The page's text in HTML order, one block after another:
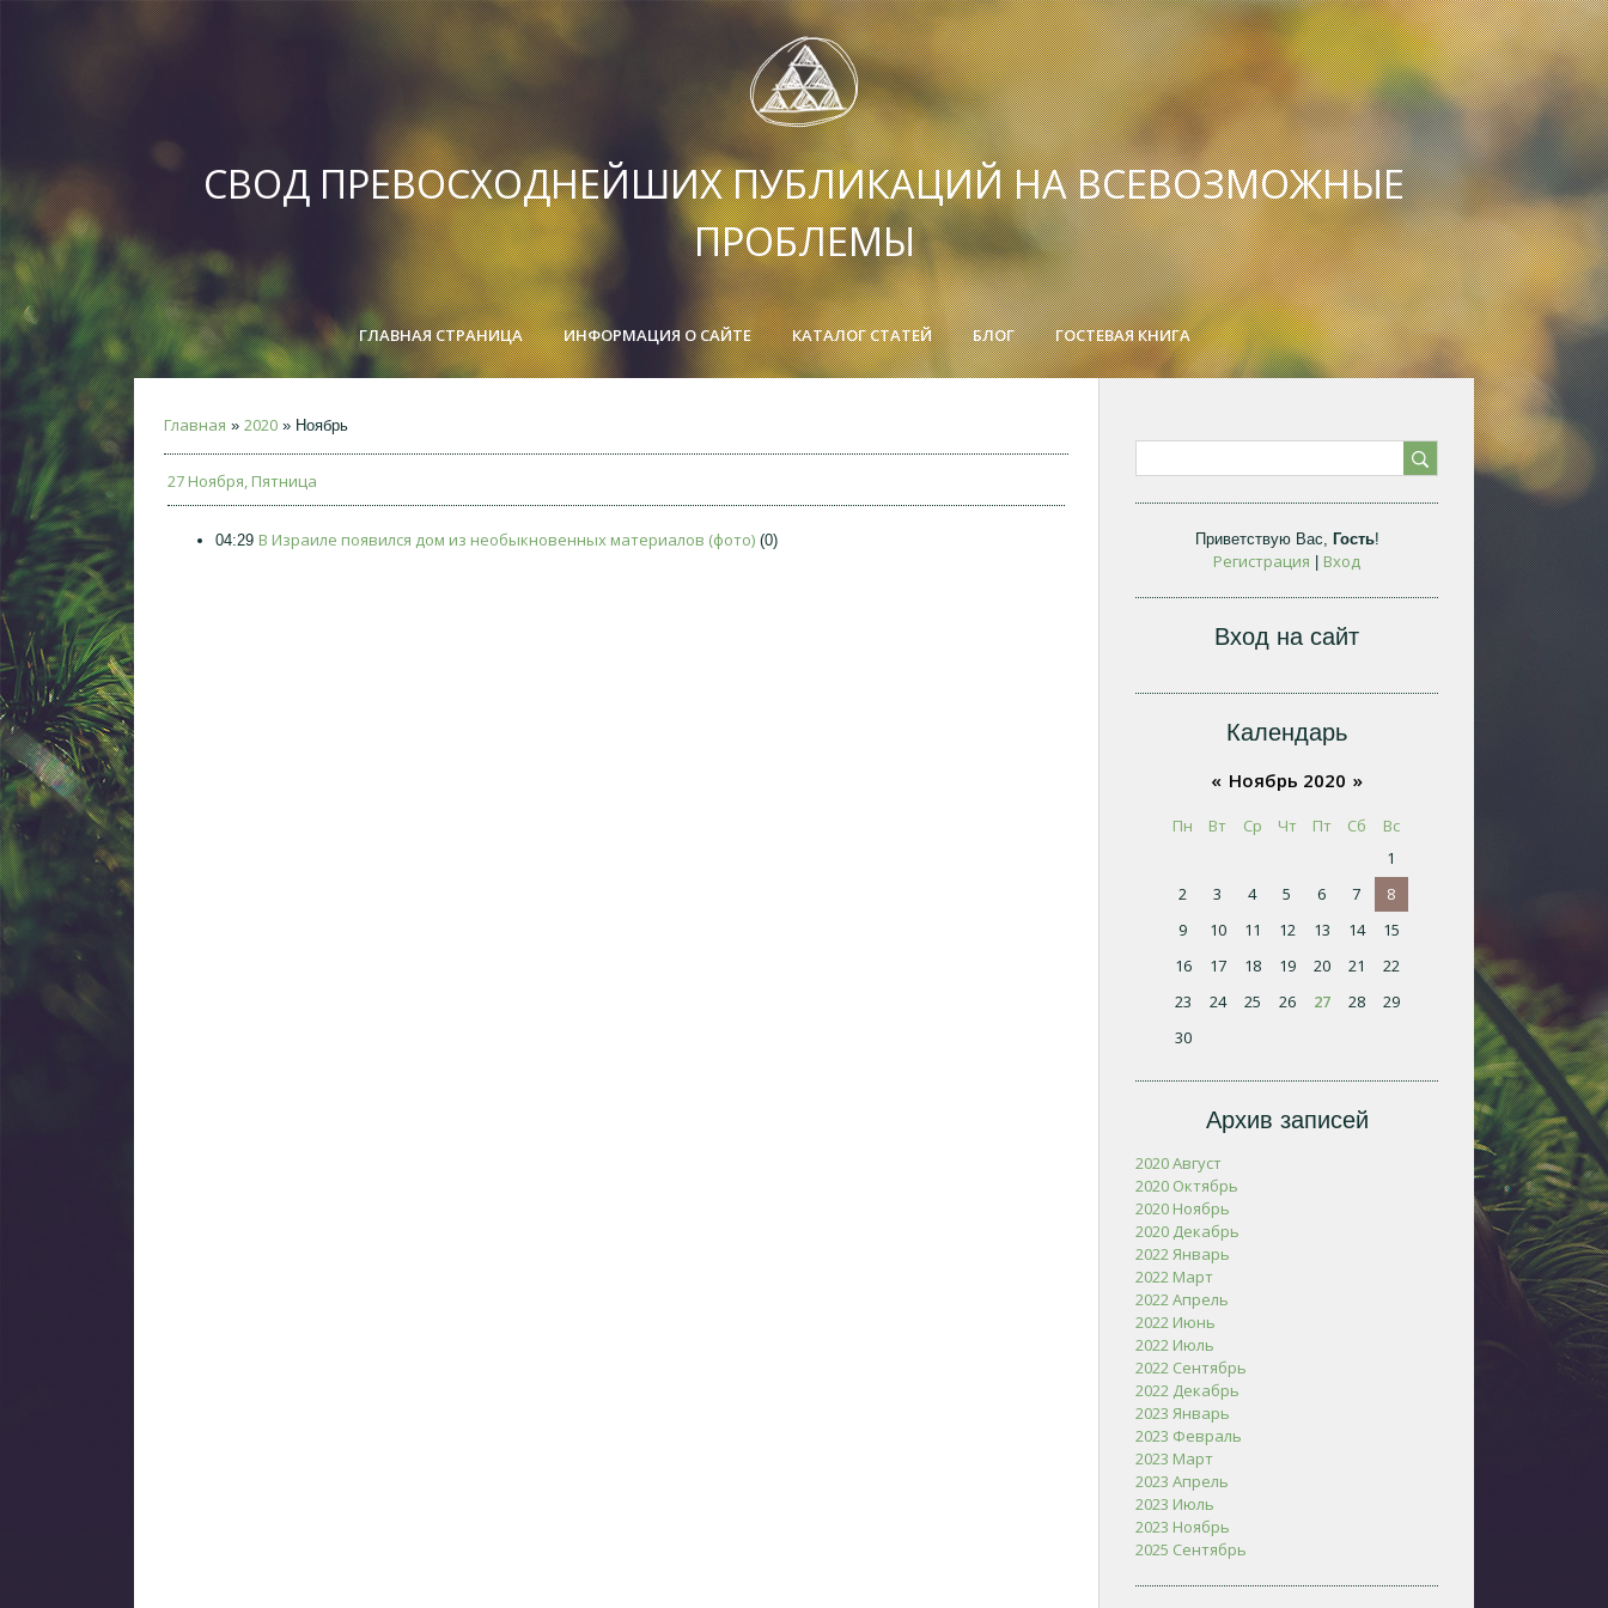
СВОД ПРЕВОСХОДНЕЙШИХ ПУБЛИКАЦИЙ НА ВСЕВОЗМОЖНЫЕ
ПРОБЛЕМЫ
ГЛАВНАЯ СТРАНИЦА ИНФОРМАЦИЯ О САЙТЕ КАТАЛОГ СТАТЕЙ БЛОГ ГОСТЕВАЯ КНИГА
Главная » 2020 » Ноябрь
27 Ноября, Пятница
04:29 В Израиле появился дом из необыкновенных материалов (фото) (0) Приветствую Вас, Гость!
Регистрация Вход
Вход на сайт
Календарь
« Ноябрь 2020 »
Пн Вт Ср Чт Пт Сб
Вс
1
2
3 4 5 6 7
8
9
10 11 12 13 14
15
16
17 18 19 20 21
22
23
24 25 26 27 28
29
30
Архив записей
2020 Август
2020 Октябрь
2020 Ноябрь
2020 Декабрь
2022 Январь
2022 Март
2022 Апрель
2022 Июнь
2022 Июль
2022 Сентябрь
2022 Декабрь
2023 Январь
2023 Февраль
2023 Март
2023 Апрель
2023 Июль
2023 Ноябрь
2025 Сентябрь